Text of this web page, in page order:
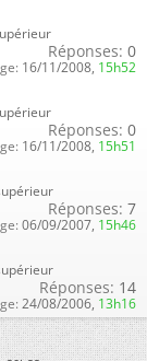
Réponses: 0
16/11/2008, 15h52
Réponses: 0
16/11/2008, 15h51
Réponses: 7
06/09/2007, 15h46
Réponses: 14
24/08/2006, 13h16